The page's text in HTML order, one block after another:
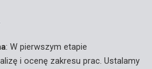
: W pierwszym etapie
i ocenę zakresu prac. Ustalamy